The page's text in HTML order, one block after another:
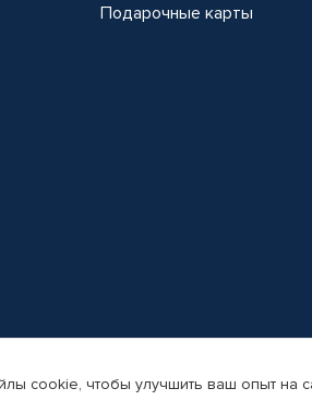
Подарочные карты
права защищены. Интернет-магазин
cookie, чтобы улучшить ваш опыт на